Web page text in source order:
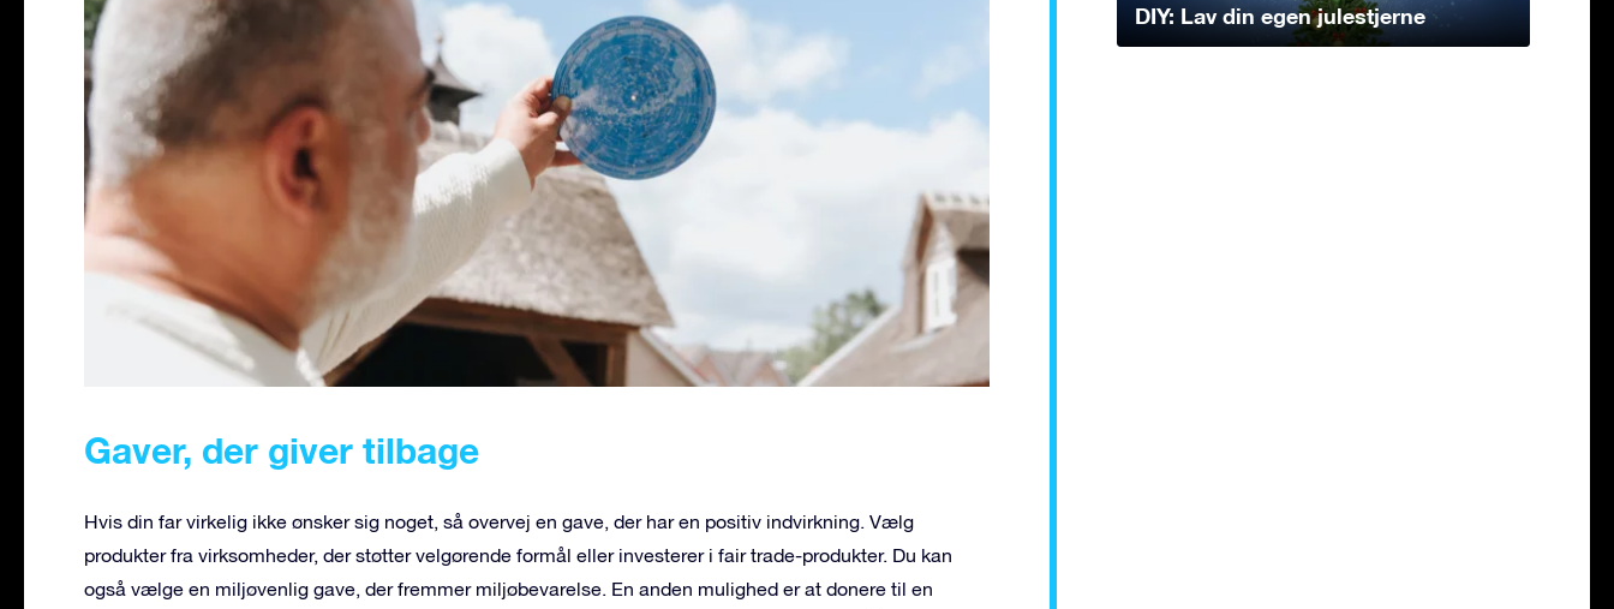
Gaver, der giver tilbage
Hvis din far virkelig ikke ønsker sig noget, så overvej en gave, der har en positiv indvirkning. Vælg
produkter fra virksomheder, der støtter velgørende formål eller investerer i fair trade-produkter. Du kan
også vælge en miljøvenlig gave, der fremmer miljøbevarelse. En anden mulighed er at donere til en
DIY: Lav din egen julestjerne